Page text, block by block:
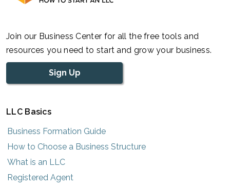
Join our Business Center for all the free tools and
resources you need to start and grow your business.
Sign Up
LLC Basics
Business Formation Guide
How to Choose a Business Structure
What is an LLC
Registered Agent